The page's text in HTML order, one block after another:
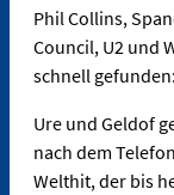
Phil Collins,
Council, U2 und
schnell
Ure und Geldof
nach dem
Welthit, der bis